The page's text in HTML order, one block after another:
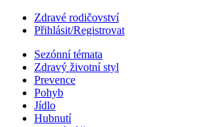
Zdravé rodičovství
Přihlásit/Registrovat
Sezónní témata
Zdravý životní styl
Prevence
Pohyb
Jídlo
Hubnutí